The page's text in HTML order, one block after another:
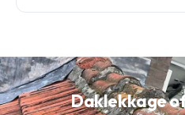
Daklekkage